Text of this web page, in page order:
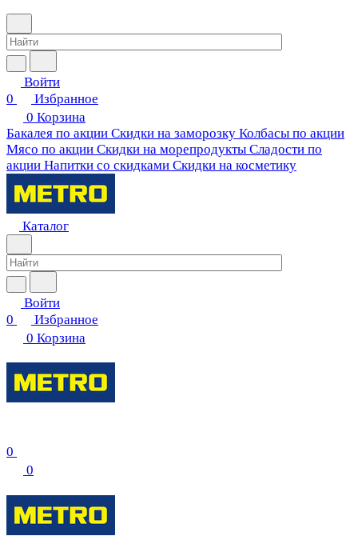
Войти
0
Избранное
0 Корзина
Бакалея по акции Скидки на заморозку Колбасы по акции
Мясо по акции Скидки на морепродукты Сладости по
акции Напитки со скидками Скидки на косметику
Каталог
Войти
0
Избранное
0 Корзина
0
0